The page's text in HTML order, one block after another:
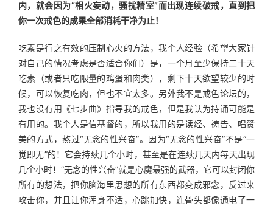
内，就会因为“相火妄动，骚扰精室”而出现连续破戒，直到把
你一次戒色的成果全部消耗干净为止！
吃素是行之有效的压制心火的方法，我个人经验（希望大家针
对自己的情况考虑是否适合你们）是，一个月至少保持二十天
吃素（或者只吃限量的鸡蛋和肉类），剩下十天欲望较少的时
候，可以恢复吃肉，但也不宜太多。另外我不是戒色论坛的，
我也没有用《七步曲》指导我的戒色，但是我认为持诵可能是
有用的。我个人是信基督的，所以我用的是读经、祷告、唱赞
美的方式，熬过“无念的性兴奋”。因为“无念的性兴奋”不是“一
觉即无”的！它会持续几个小时，甚至是在连续几天内每天出现
几个小时！“无念的性兴奋”就是心魔最强的武器，它可以封闭你
所有的想法，把你脑海里思想的所有东西都变成邪念，反过来
攻击你，并且让你浑身不适，心跳加快，连骨头都像通电了一